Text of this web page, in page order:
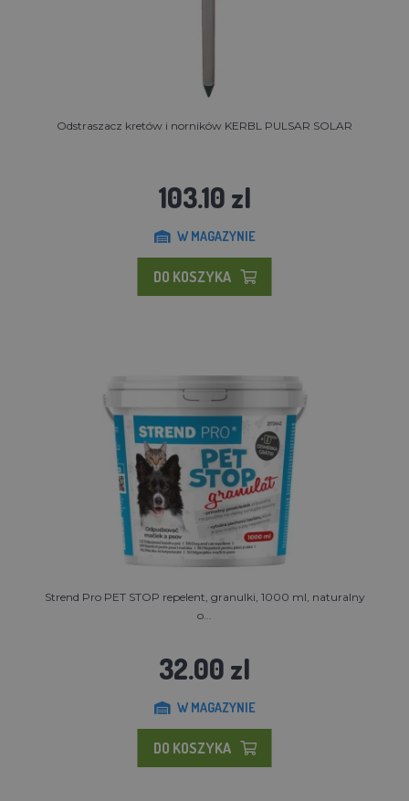
Odstraszacz kretów i norników KERBL PULSAR SOLAR
103.10 zl
W MAGAZYNIE
DO KOSZYKA
Strend Pro PET STOP repelent, granulki, 1000 ml, naturalny
o...
32.00 zl
W MAGAZYNIE
DO KOSZYKA